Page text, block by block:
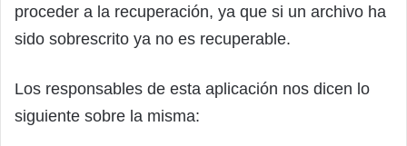
proceder a la recuperación, ya que si un archivo ha
sido sobrescrito ya no es recuperable.
Los responsables de esta aplicación nos dicen lo
siguiente sobre la misma: